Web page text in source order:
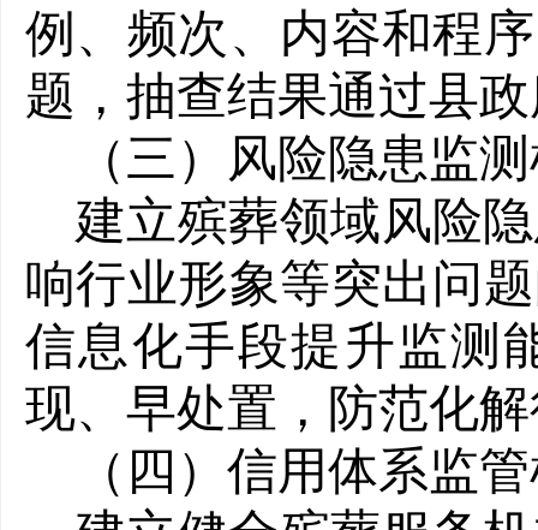
例、频次、内容和程
题，抽查结果通过县
（三）风险隐患监
建立殡葬领域风险
响行业形象等突出问
信息化手段提升监测
现、早处置，防范化
（四）信用体系监